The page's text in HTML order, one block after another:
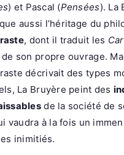
) et Pascal (Pensées). La
aussi l’héritage du
, dont il traduit les
son propre ouvrage.
décrivait des types
La Bruyère peint des
de la société de
vaudra à la fois un
inimitiés.